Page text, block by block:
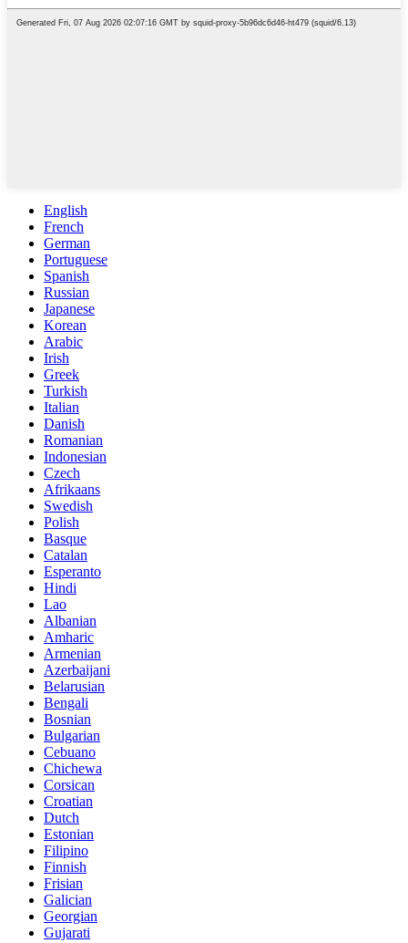
English
French
German
Portuguese
Spanish
Russian
Japanese
Korean
Arabic
Irish
Greek
Turkish
Italian
Danish
Romanian
Indonesian
Czech
Afrikaans
Swedish
Polish
Basque
Catalan
Esperanto
Hindi
Lao
Albanian
Amharic
Armenian
Azerbaijani
Belarusian
Bengali
Bosnian
Bulgarian
Cebuano
Chichewa
Corsican
Croatian
Dutch
Estonian
Filipino
Finnish
Frisian
Galician
Georgian
Gujarati